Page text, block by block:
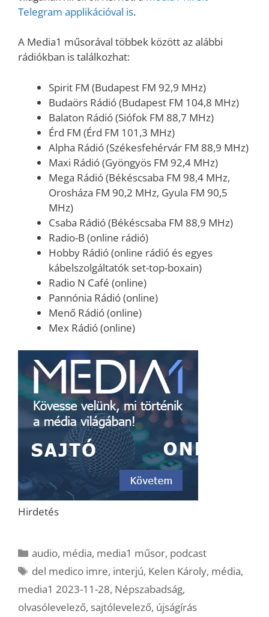
Telegram applikációval is.
A Media1 műsorával többek között az alábbi
rádiókban is találkozhat:
Spirit FM (Budapest FM 92,9 MHz)
Budaörs Rádió (Budapest FM 104,8 MHz)
Balaton Rádió (Siófok FM 88,7 MHz)
Érd FM (Érd FM 101,3 MHz)
Alpha Rádió (Székesfehérvár FM 88,9 MHz)
Maxi Rádió (Gyöngyös FM 92,4 MHz)
Mega Rádió (Békéscsaba FM 98,4 MHz,
Orosháza FM 90,2 MHz, Gyula FM 90,5
MHz)
Csaba Rádió (Békéscsaba FM 88,9 MHz)
Radio-B (online rádió)
Hobby Rádió (online rádió és egyes
kábelszolgáltatók set-top-boxain)
Radio N Café (online)
Pannónia Rádió (online)
Menő Rádió (online)
Mex Rádió (online)
Hirdetés
Kategória
audio, média, media1 műsor, podcast
Címkék
del medico imre, interjú, Kelen Károly, média,
media1 2023-11-28, Népszabadság,
olvasólevelező, sajtólevelező, újságírás